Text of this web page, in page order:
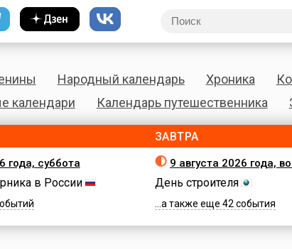
Народный календарь Хроника
календари
Календарь путешественника
года, суббота
в России
ЗАВТРА
9 августа 2026 года,
День строителя
...а также еще 42 события